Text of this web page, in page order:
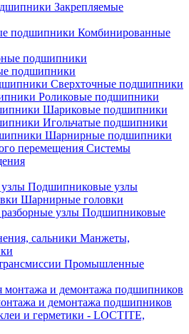
Закрепляемые
Комбинированные
подшипники
Сверхточные подшипники
Роликовые подшипники
Шариковые подшипники
Игольчатые подшипники
Шарнирные подшипники
Системы
Подшипниковые узлы
Шарнирные головки
Подшипниковые
Манжеты,
Промышленные
и демонтажа подшипников